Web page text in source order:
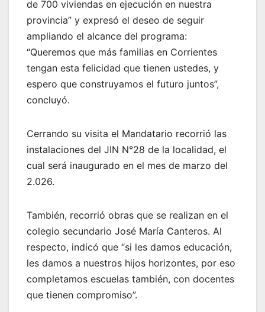
de 700 viviendas en ejecución en nuestra
provincia” y expresó el deseo de seguir
ampliando el alcance del programa:
“Queremos que más familias en Corrientes
tengan esta felicidad que tienen ustedes, y
espero que construyamos el futuro juntos”,
concluyó.
Cerrando su visita el Mandatario recorrió las
instalaciones del JIN N°28 de la localidad, el
cual será inaugurado en el mes de marzo del
2.026.
También, recorrió obras que se realizan en el
colegio secundario José María Canteros. Al
respecto, indicó que “si les damos educación,
les damos a nuestros hijos horizontes, por eso
completamos escuelas también, con docentes
que tienen compromiso”.